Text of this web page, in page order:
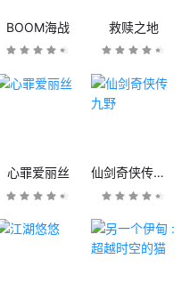
BOOM海战 救赎之地
心罪爱丽丝 仙剑奇侠传九野